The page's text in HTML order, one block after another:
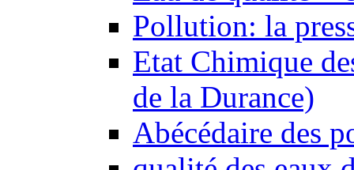
Pollution: la
Etat Chimique
de la Durance)
Abécédaire des